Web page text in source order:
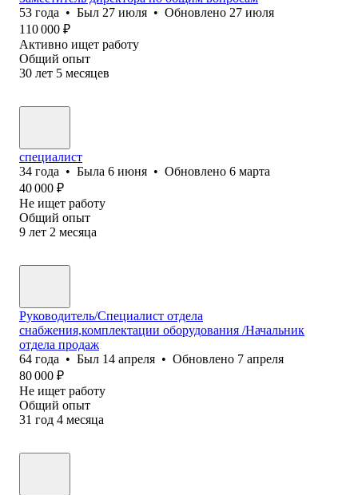
53 года • Был 27 июля • Обновлено 27 июля
110 000 ₽
Активно ищет работу
Общий опыт
30 лет 5 месяцев
специалист
34 года • Была 6 июня • Обновлено 6 марта
40 000 ₽
Не ищет работу
Общий опыт
9 лет 2 месяца
Руководитель/Специалист отдела
снабжения,комплектации оборудования /Начальник
отдела продаж
64 года • Был 14 апреля • Обновлено 7 апреля
80 000 ₽
Не ищет работу
Общий опыт
31 год 4 месяца